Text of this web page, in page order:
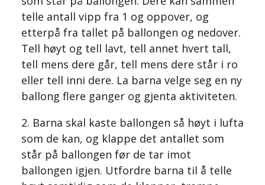
telle antall vipp fra 1 og oppover, og
etterpå fra tallet på ballongen og nedover.
Tell høyt og tell lavt, tell annet hvert tall,
tell mens dere går, tell mens dere står i ro
eller tell inni dere. La barna velge seg en ny
ballong flere ganger og gjenta aktiviteten.
2. Barna skal kaste ballongen så høyt i lufta
som de kan, og klappe det antallet som
står på ballongen før de tar imot
ballongen igjen. Utfordre barna til å telle